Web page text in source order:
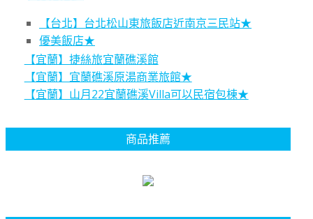
【台北】台北松山東旅飯店近南京三民站★
優美飯店★
【宜蘭】捷絲旅宜蘭礁溪館
【宜蘭】宜蘭礁溪原湯商業旅館★
【宜蘭】山月22宜蘭礁溪Villa可以民宿包棟★
商品推薦